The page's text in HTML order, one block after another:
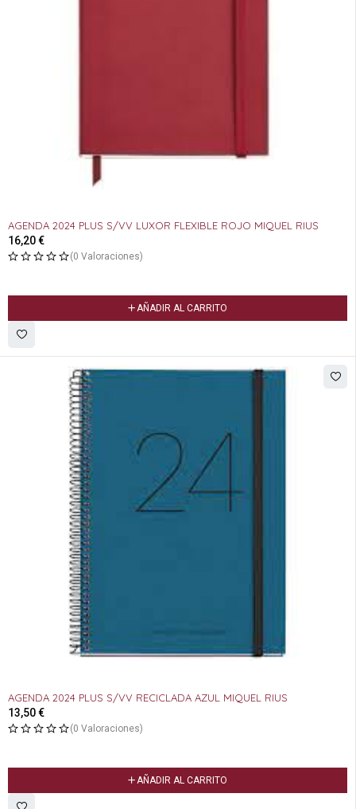
AGENDA 2024 PLUS S/VV LUXOR FLEXIBLE ROJO MIQUEL RIUS
16,20€
(0 Valoraciones)
AÑADIR AL CARRITO
AGENDA 2024 PLUS S/VV RECICLADA AZUL MIQUEL RIUS
13,50€
(0 Valoraciones)
AÑADIR AL CARRITO